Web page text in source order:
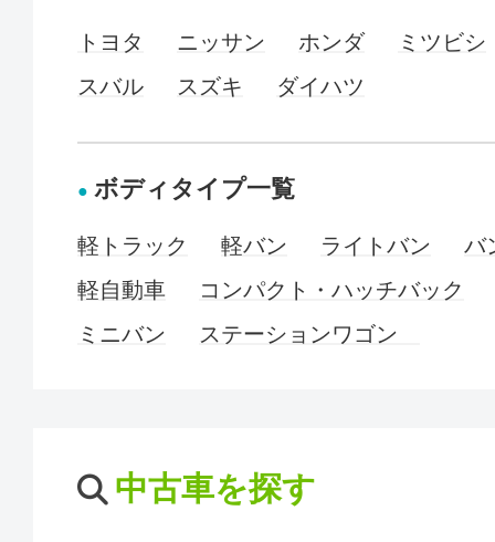
トヨタ ニッサン ホンダ
ミツビシ
スバル
スズキ ダイハツ
ボディタイプ一覧
軽トラック 軽バン ライトバン
バ
軽自動車
コンパクト・ハッチバック
ミニバン
ステーションワゴン
中古車を探す